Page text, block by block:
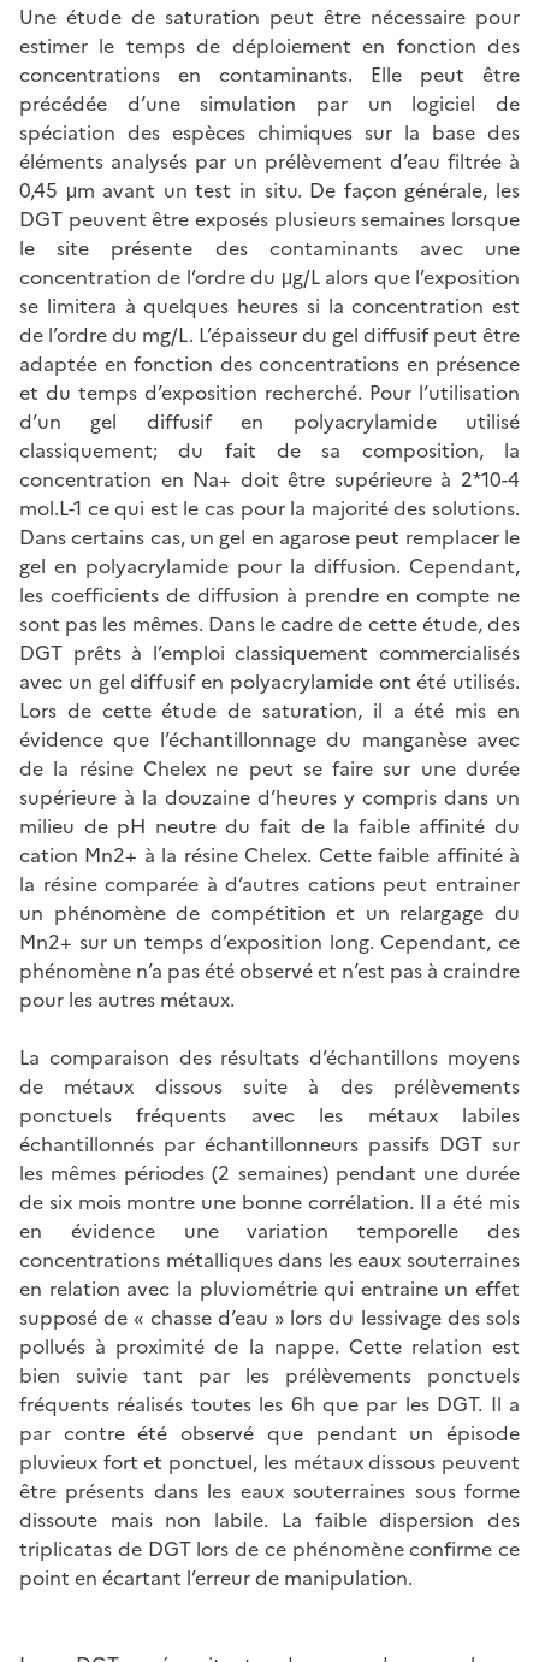
Une étude de saturation peut être nécessaire pour
estimer le temps de déploiement en fonction des
concentrations en contaminants. Elle peut être
précédée d’une simulation par un logiciel de
spéciation des espèces chimiques sur la base des
éléments analysés par un prélèvement d’eau filtrée à
0,45 μm avant un test in situ. De façon générale, les
DGT peuvent être exposés plusieurs semaines lorsque
le site présente des contaminants avec une
concentration de l’ordre du μg/L alors que l’exposition
se limitera à quelques heures si la concentration est
de l’ordre du mg/L. L’épaisseur du gel diffusif peut être
adaptée en fonction des concentrations en présence
et du temps d’exposition recherché. Pour l’utilisation
d’un gel diffusif en polyacrylamide utilisé
classiquement; du fait de sa composition, la
concentration en Na+ doit être supérieure à 2*10-4
mol.L-1 ce qui est le cas pour la majorité des solutions.
Dans certains cas, un gel en agarose peut remplacer le
gel en polyacrylamide pour la diffusion. Cependant,
les coefficients de diffusion à prendre en compte ne
sont pas les mêmes. Dans le cadre de cette étude, des
DGT prêts à l’emploi classiquement commercialisés
avec un gel diffusif en polyacrylamide ont été utilisés.
Lors de cette étude de saturation, il a été mis en
évidence que l’échantillonnage du manganèse avec
de la résine Chelex ne peut se faire sur une durée
supérieure à la douzaine d’heures y compris dans un
milieu de pH neutre du fait de la faible affinité du
cation Mn2+ à la résine Chelex. Cette faible affinité à
la résine comparée à d’autres cations peut entrainer
un phénomène de compétition et un relargage du
Mn2+ sur un temps d’exposition long. Cependant, ce
phénomène n’a pas été observé et n’est pas à craindre
pour les autres métaux.
La comparaison des résultats d’échantillons moyens
de métaux dissous suite à des prélèvements
ponctuels fréquents avec les métaux labiles
échantillonnés par échantillonneurs passifs DGT sur
les mêmes périodes (2 semaines) pendant une durée
de six mois montre une bonne corrélation. Il a été mis
en évidence une variation temporelle des
concentrations métalliques dans les eaux souterraines
en relation avec la pluviométrie qui entraine un effet
supposé de « chasse d’eau » lors du lessivage des sols
pollués à proximité de la nappe. Cette relation est
bien suivie tant par les prélèvements ponctuels
fréquents réalisés toutes les 6h que par les DGT. Il a
par contre été observé que pendant un épisode
pluvieux fort et ponctuel, les métaux dissous peuvent
être présents dans les eaux souterraines sous forme
dissoute mais non labile. La faible dispersion des
triplicatas de DGT lors de ce phénomène confirme ce
point en écartant l’erreur de manipulation.